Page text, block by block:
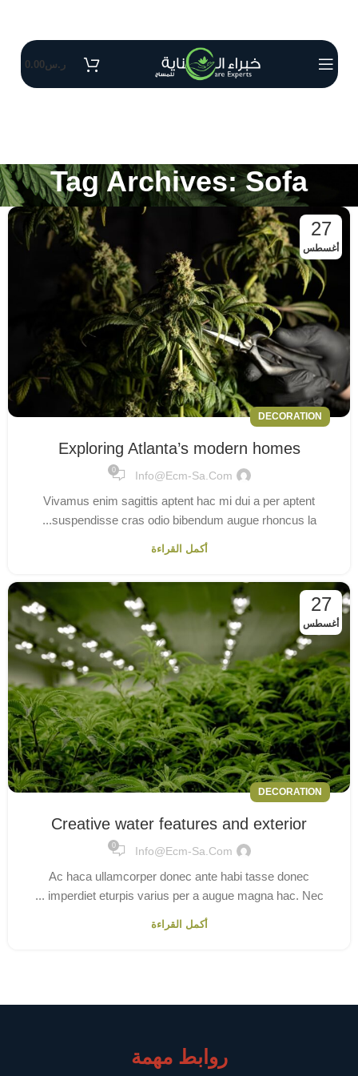
ر.س0.00
Tag Archives: Sofa
27
أغسطس
DECORATION
Exploring Atlanta’s modern homes
Info@ecm-Sa.com
0
Vivamus enim sagittis aptent hac mi dui a per aptent
suspendisse cras odio bibendum augue rhoncus la...
أكمل القراءة
27
أغسطس
DECORATION
Creative water features and exterior
Info@ecm-Sa.com
0
Ac haca ullamcorper donec ante habi tasse donec
imperdiet eturpis varius per a augue magna hac. Nec ...
أكمل القراءة
روابط مهمة